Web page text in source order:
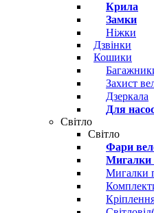
Крила
Замки
Ніжки
Дзвінки
Кошики
Захист
Дзеркала
Для
Світло
Світло
Фари
Мигалки
Мигалки